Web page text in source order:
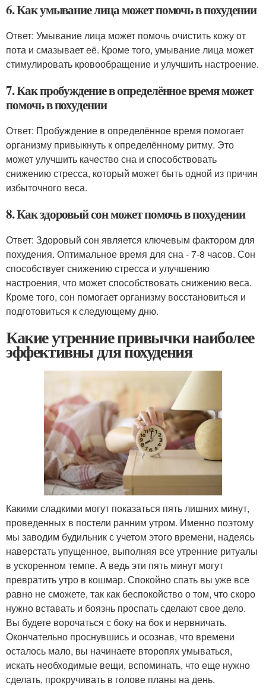
6. Как умывание лица может помочь в похудении
Ответ: Умывание лица может помочь очистить кожу от
пота и смазывает её. Кроме того, умывание лица может
стимулировать кровообращение и улучшить настроение.
7. Как пробуждение в определённое время может
помочь в похудении
Ответ: Пробуждение в определённое время помогает
организму привыкнуть к определённому ритму. Это
может улучшить качество сна и способствовать
снижению стресса, который может быть одной из причин
избыточного веса.
8. Как здоровый сон может помочь в похудении
Ответ: Здоровый сон является ключевым фактором для
похудения. Оптимальное время для сна - 7-8 часов. Сон
способствует снижению стресса и улучшению
настроения, что может способствовать снижению веса.
Кроме того, сон помогает организму восстановиться и
подготовиться к следующему дню.
Какие утренние привычки наиболее
эффективны для похудения
Какими сладкими могут показаться пять лишних минут,
проведенных в постели ранним утром. Именно поэтому
мы заводим будильник с учетом этого времени, надеясь
наверстать упущенное, выполняя все утренние ритуалы
в ускоренном темпе. А ведь эти пять минут могут
превратить утро в кошмар. Спокойно спать вы уже все
равно не сможете, так как беспокойство о том, что скоро
нужно вставать и боязнь проспать сделают свое дело.
Вы будете ворочаться с боку на бок и нервничать.
Окончательно проснувшись и осознав, что времени
осталось мало, вы начинаете второпях умываться,
искать необходимые вещи, вспоминать, что еще нужно
сделать, прокручивать в голове планы на день.